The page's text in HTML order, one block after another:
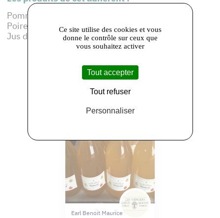
Pommes
Poires
Jus de pomme
Earl Benoit Maurice
Ce site utilise des cookies et vous
donne le contrôle sur ceux que
vous souhaitez activer
Tout accepter
Tout refuser
Personnaliser